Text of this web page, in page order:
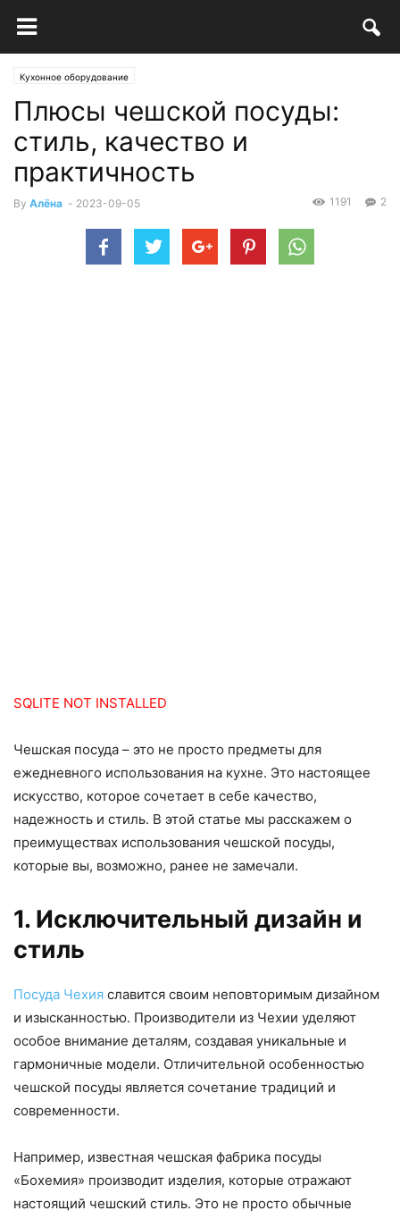
Кухонное оборудование
Плюсы чешской посуды:
стиль, качество и
практичность
By Алёна - 2023-09-05 2
1191
SQLITE NOT INSTALLED
Чешская посуда – это не просто предметы для
ежедневного использования на кухне. Это настоящее
искусство, которое сочетает в себе качество,
надежность и стиль. В этой статье мы расскажем о
преимуществах использования чешской посуды,
которые вы, возможно, ранее не замечали.
1. Исключительный дизайн и
стиль
Посуда Чехия славится своим неповторимым дизайном
и изысканностью. Производители из Чехии уделяют
особое внимание деталям, создавая уникальные и
гармоничные модели. Отличительной особенностью
чешской посуды является сочетание традиций и
современности.
Например, известная чешская фабрика посуды
«Бохемия» производит изделия, которые отражают
настоящий чешский стиль. Это не просто обычные